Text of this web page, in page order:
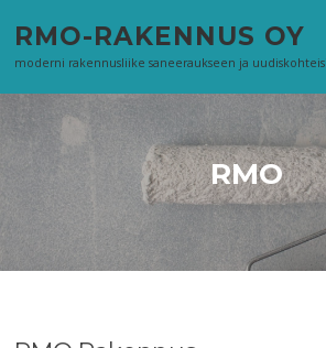
suoraan
sisältöön
RMO-RAKENNUS OY
moderni rakennusliike saneeraukseen ja
RMO